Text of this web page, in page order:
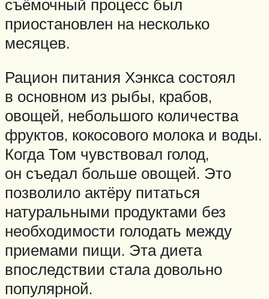
съёмочный процесс был
приостановлен на несколько
месяцев.
Рацион питания Хэнкса состоял
в основном из рыбы, крабов,
овощей, небольшого количества
фруктов, кокосового молока и воды.
Когда Том чувствовал голод,
он съедал больше овощей. Это
позволило актёру питаться
натуральными продуктами без
необходимости голодать между
приемами пищи. Эта диета
впоследствии стала довольно
популярной.